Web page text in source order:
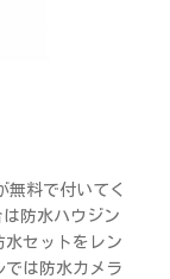
無料で付いてく
防水ハウジン
セットをレン
は防水カメラ